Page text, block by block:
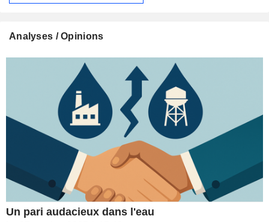
Analyses / Opinions
Un pari audacieux dans l'eau